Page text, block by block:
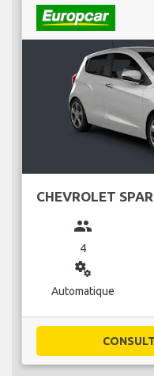
CHEVROLET
group
4
miscellaneous_services
Automatique